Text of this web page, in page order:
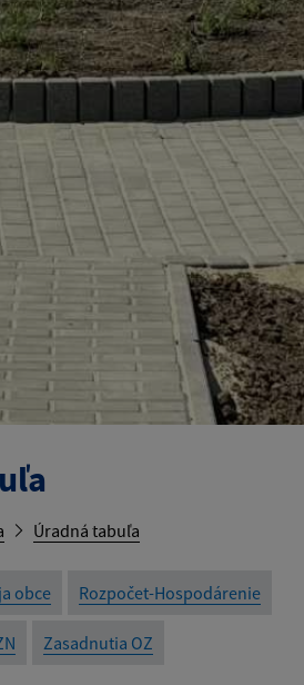
Úradná tabuľa
obce Rozpočet-Hospodárenie
Zasadnutia OZ